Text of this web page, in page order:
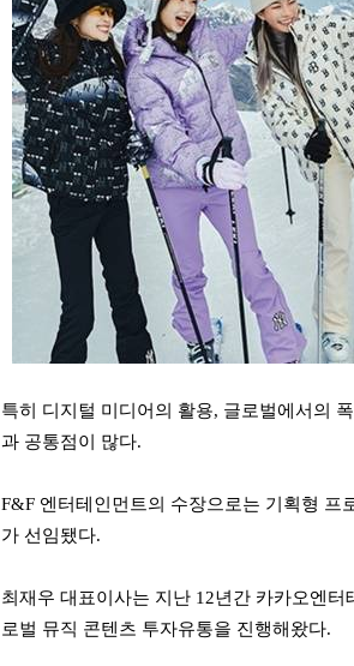
특히 디지털 미디어의 활용, 글로벌에서의
과 공통점이 많다.
F&F 엔터테인먼트의 수장으로는 기획형 프
가 선임됐다.
최재우 대표이사는 지난 12년간 카카오엔
로벌 뮤직 콘텐츠 투자유통을 진행해왔다.